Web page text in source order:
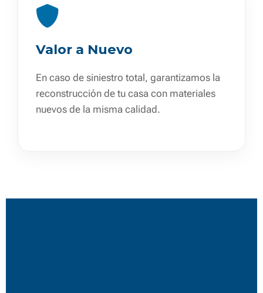
Valor a Nuevo
En caso de siniestro total, garantizamos la
reconstrucción de tu casa con materiales
nuevos de la misma calidad.